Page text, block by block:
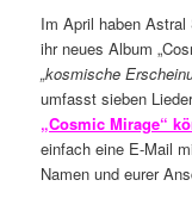
Im April haben
ihr neues Album
„kosmische
umfasst sieben
„Cosmic Mirage“
einfach eine E-Mail
Namen und eurer